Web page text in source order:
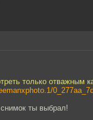
только отважным
ты выбрал!